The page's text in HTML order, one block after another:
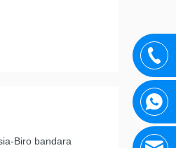
Biro bandara